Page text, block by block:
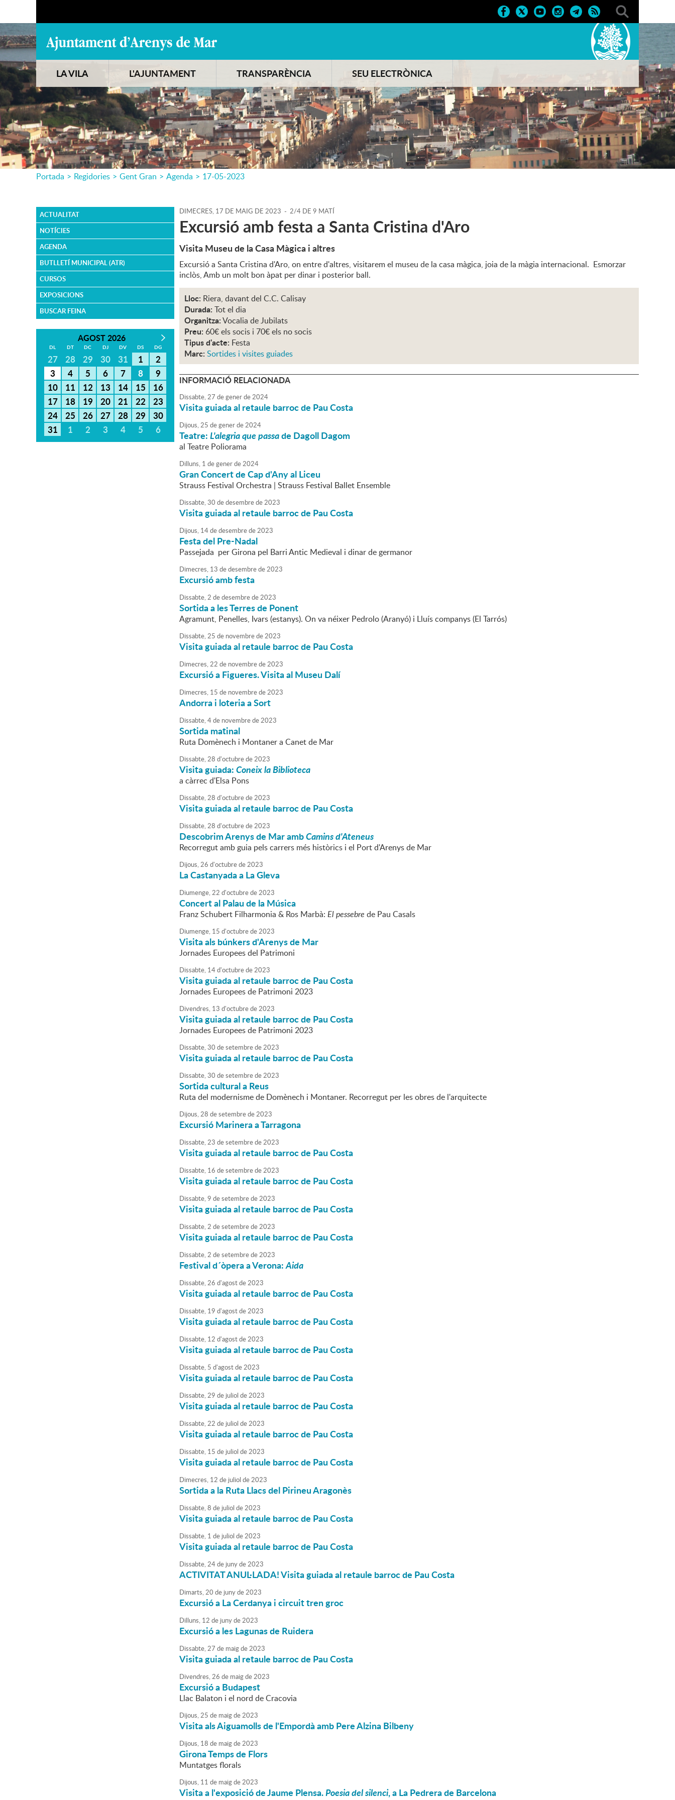
LA VILA L'AJUNTAMENT TRANSPARÈNCIA SEU ELECTRÒNICA
Portada > Regidories > Gent Gran > Agenda > 17-05-2023
ACTUALITAT
NOTÍCIES
AGENDA
BUTLLETÍ MUNICIPAL (ATR)
CURSOS
EXPOSICIONS
BUSCAR FEINA
AGOST 2026
DL DT DC DJ DV DS DG
27 28 29 30 31 1
2
3
4 5 6 7 8
9
10
11 12 13 14 15
16
17
18 19 20 21 22
23
24
25 26 27 28 29
30
31
1 2 3 4 5 6
DIMECRES, 17 DE MAIG DE 2023 - 2/4 DE 9 MATÍ
Excursió amb festa a Santa Cristina d'Aro
Visita Museu de la Casa Màgica i altres
Excursió a Santa Cristina d'Aro, on entre d'altres, visitarem el museu de la casa màgica, joia de la màgia internacional. Esmorzar
inclòs, Amb un molt bon àpat per dinar i posterior ball.
Lloc: Riera, davant del C.C. Calisay
Durada: Tot el dia
Organitza:Vocalia de Jubilats
Preu: 60€ els socis i 70€ els no socis
Tipus d'acte: Festa
Marc: Sortides i visites guiades
INFORMACIÓ RELACIONADA
Dissabte,27 degenerde2024
Visita guiada al retaule barroc de Pau Costa
Dijous,25 degenerde2024
Teatre:L'alegria que passade Dagoll Dagom
al Teatre Poliorama
Dilluns, 1 degenerde2024
Gran Concert de Cap d'Any al Liceu
Strauss Festival Orchestra | Strauss Festival Ballet Ensemble
Dissabte,30 dedesembrede2023
Visita guiada al retaule barroc de Pau Costa
Dijous, 14dedesembrede2023
Festa del Pre-Nadal
Passejada per Girona pel Barri Antic Medieval i dinar de germanor
Dimecres, 13 dedesembrede2023
Excursió amb festa
Dissabte,2 dedesembrede2023
Sortida a les Terres de Ponent
Agramunt, Penelles, Ivars (estanys). On va néixer Pedrolo (Aranyó) i Lluís companys (El Tarrós)
Dissabte,25 de novembrede2023
Visita guiada al retaule barroc de Pau Costa
Dimecres,22 de novembrede2023
Excursió a Figueres. Visita al Museu Dalí
Dimecres, 15 de novembrede2023
Andorra i loteria a Sort
Dissabte,4de novembrede2023
Sortida matinal
Ruta Domènech i Montaner a Canet de Mar
Dissabte,28 d'octubrede2023
Visita guiada:Coneix la Biblioteca
a càrrec d'Elsa Pons
Dissabte,28 d'octubrede2023
Visita guiada al retaule barroc de Pau Costa
Dissabte,28 d'octubrede2023
Descobrim Arenys de Mar ambCamins d'Ateneus
Recorregut amb guia pels carrers més històrics i el Port d'Arenys de Mar
Dijous,26 d'octubrede2023
La Castanyada a La Gleva
Diumenge,22 d'octubrede2023
Concert al Palau de la Música
Franz Schubert Filharmonia & Ros Marbà: El pessebre de Pau Casals
Diumenge, 15 d'octubrede2023
Visita als búnkers d'Arenys de Mar
Jornades Europees del Patrimoni
Dissabte, 14d'octubrede2023
Visita guiada al retaule barroc de Pau Costa
Jornades Europees de Patrimoni 2023
Divendres, 13 d'octubrede2023
Visita guiada al retaule barroc de Pau Costa
Jornades Europees de Patrimoni 2023
Dissabte,30 desetembrede2023
Visita guiada al retaule barroc de Pau Costa
Dissabte,30 desetembrede2023
Sortida cultural a Reus
Ruta del modernisme de Domènech i Montaner. Recorregut per les obres de l'arquitecte
Dijous,28 desetembrede2023
Excursió Marinera a Tarragona
Dissabte,23 desetembrede2023
Visita guiada al retaule barroc de Pau Costa
Dissabte, 16 desetembrede2023
Visita guiada al retaule barroc de Pau Costa
Dissabte,9 desetembrede2023
Visita guiada al retaule barroc de Pau Costa
Dissabte,2 desetembrede2023
Visita guiada al retaule barroc de Pau Costa
Dissabte,2 desetembrede2023
Festival d´òpera a Verona:Aida
Dissabte,26 d'agostde2023
Visita guiada al retaule barroc de Pau Costa
Dissabte, 19 d'agostde2023
Visita guiada al retaule barroc de Pau Costa
Dissabte, 12 d'agostde2023
Visita guiada al retaule barroc de Pau Costa
Dissabte, 5 d'agostde2023
Visita guiada al retaule barroc de Pau Costa
Dissabte,29 de juliol de2023
Visita guiada al retaule barroc de Pau Costa
Dissabte,22 de juliol de2023
Visita guiada al retaule barroc de Pau Costa
Dissabte, 15 de juliol de2023
Visita guiada al retaule barroc de Pau Costa
Dimecres, 12 de juliol de2023
Sortida a la Ruta Llacs del Pirineu Aragonès
Dissabte,8 de juliol de2023
Visita guiada al retaule barroc de Pau Costa
Dissabte, 1 de juliol de2023
Visita guiada al retaule barroc de Pau Costa
Dissabte,24de junyde2023
ACTIVITAT ANUL·LADA! Visita guiada al retaule barroc de Pau Costa
Dimarts,20 de junyde2023
Excursió a La Cerdanya i circuit tren groc
Dilluns, 12 de junyde2023
Excursió a les Lagunas de Ruidera
Dissabte,27 de maigde2023
Visita guiada al retaule barroc de Pau Costa
Divendres,26 de maigde2023
Excursió a Budapest
Llac Balaton i el nord de Cracovia
Dijous,25 de maigde2023
Visita als Aiguamolls de l'Empordà amb Pere Alzina Bilbeny
Dijous, 18 de maigde2023
Girona Temps de Flors
Muntatges florals
Dijous, 11 de maigde2023
Visita a l'exposició de Jaume Plensa.Poesia del silenci, a La Pedrera de Barcelona